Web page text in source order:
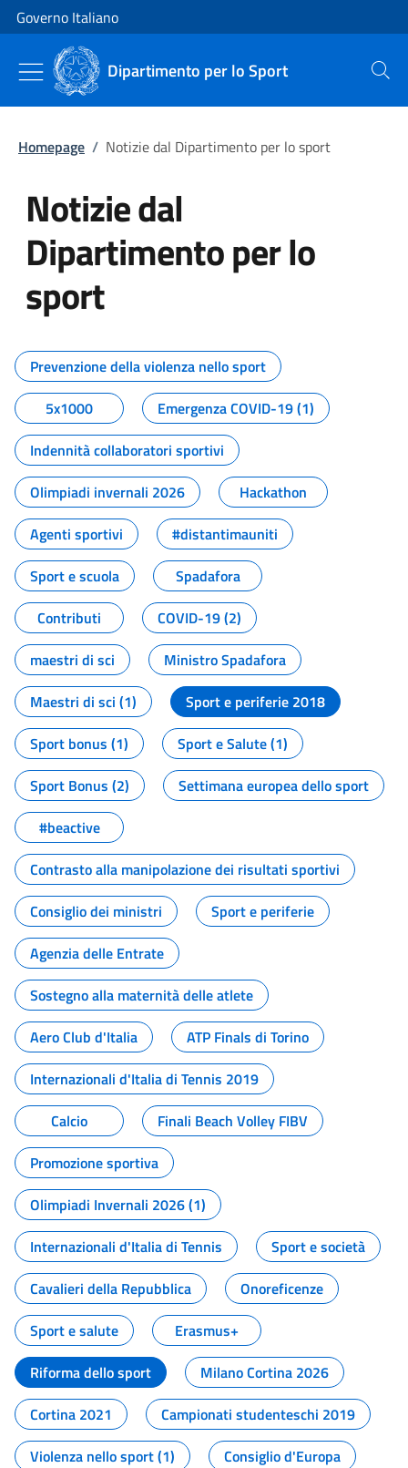
Vai al contenuto
Vai alla navigazione del sito
Governo Italiano
Dipartimento per lo Sport Cerca
Homepage / Notizie dal Dipartimento per lo sport
Notizie dal
Dipartimento per lo
sport
Tutti i contenuti della pagina
Prevenzione della violenza nello sport
5x1000
Emergenza COVID-19 (1)
Indennità collaboratori sportivi
Olimpiadi invernali 2026
Hackathon
Agenti sportivi
#distantimauniti
Sport e scuola
Spadafora
Contributi
COVID-19 (2)
maestri di sci
Ministro Spadafora
Maestri di sci (1)
Sport e periferie 2018
Sport bonus (1)
Sport e Salute (1)
Sport Bonus (2)
Settimana europea dello sport
#beactive
Contrasto alla manipolazione dei risultati sportivi
Consiglio dei ministri
Sport e periferie
Agenzia delle Entrate
Sostegno alla maternità delle atlete
Aero Club d'Italia
ATP Finals di Torino
Internazionali d'Italia di Tennis 2019
Calcio
Finali Beach Volley FIBV
Promozione sportiva
Olimpiadi Invernali 2026 (1)
Internazionali d'Italia di Tennis
Sport e società
Cavalieri della Repubblica
Onoreficenze
Sport e salute
Erasmus+
Riforma dello sport
Milano Cortina 2026
Cortina 2021
Campionati studenteschi 2019
Violenza nello sport (1)
Consiglio d'Europa